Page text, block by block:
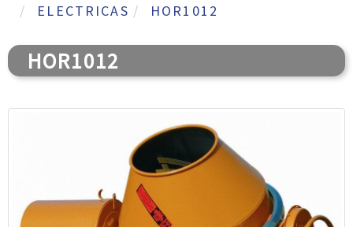
ELECTRICAS
HOR1012
HOR1012